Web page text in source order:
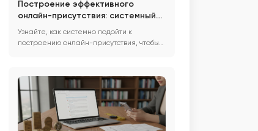
Построение эффективного
онлайн-присутствия: системный
подход
Узнайте, как системно подойти к
построению онлайн-присутствия, чтобы